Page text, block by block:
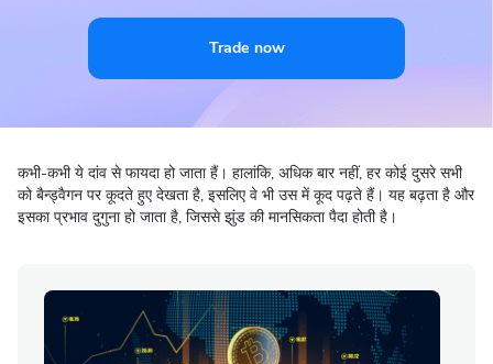
Trade now
कभी-कभी ये दांव से फायदा हो जाता हैं। हालांकि, अधिक बार नहीं, हर कोई दुसरे सभी
को बैन्ड्वैगन पर कूदते हुए देखता है, इसलिए वे भी उस में कूद पढ़ते हैं। यह बढ़ता है और
इसका प्रभाव दुगुना हो जाता है, जिससे झुंड की मानसिकता पैदा होती है।